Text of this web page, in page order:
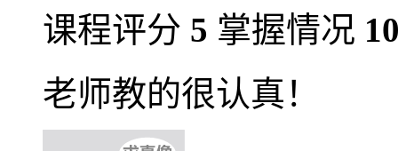
课程评分 5 掌握情况
老师教的很认真！